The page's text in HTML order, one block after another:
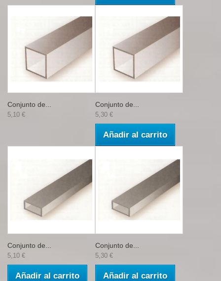
Conjunto de...
5,10 €
Conjunto de...
5,30 €
Añadir al carrito
Conjunto de...
5,10 €
Añadir al carrito
Conjunto de...
5,30 €
Añadir al carrito